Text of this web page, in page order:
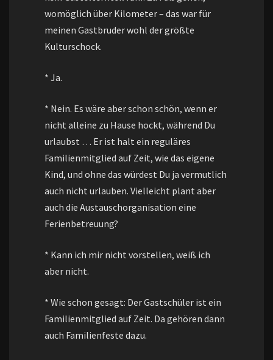
womöglich über Kilometer – das war für
meinen Gastbruder wohl der größte
Kulturschock.
* Ja.
* Nein. Es wäre aber schon schön, wenn er
nicht alleine zu Hause hockt, während Du
urlaubst … Er ist halt ein reguläres
Familienmitglied auf Zeit, wie das eigene
Kind, und ohne das würdest Du ja vermutlich
auch nicht urlauben. Vielleicht plant aber
auch die Austauschorganisation eine
Ferienbetreuung?
* Kann ich mir nicht vorstellen, weiß ich
aber nicht.
* Wie schon gesagt: Der Gastschüler ist ein
Familienmitglied auf Zeit. Da gehören dann
auch Familienfeste dazu.